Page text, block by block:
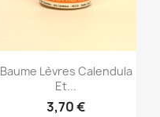
Aperçu rapide
Baume Lèvres Calendula
Et...
3,70 €